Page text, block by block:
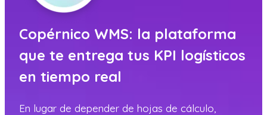
Copérnico WMS: la plataforma
que te entrega tus KPI logísticos
en tiempo real
En lugar de depender de hojas de cálculo,